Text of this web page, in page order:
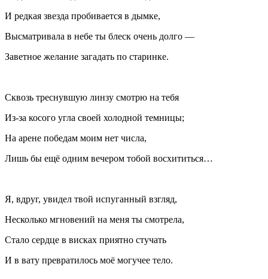
И редкая звезда пробивается в дымке,
Высматривала в небе ты блеск очень долго —
Заветное желание загадать по старинке.
Сквозь треснувшую линзу смотрю на тебя
Из-за косого угла своей холодной темницы;
На арене победам моим нет числа,
Лишь бы ещё одним вечером тобой восхититься…
Я, вдруг, увидел твой испуганный взгляд,
Несколько мгновений на меня ты смотрела,
Стало сердце в висках приятно стучать
И в вату превратилось моё могучее тело.